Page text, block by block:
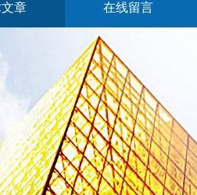
章 在线留言